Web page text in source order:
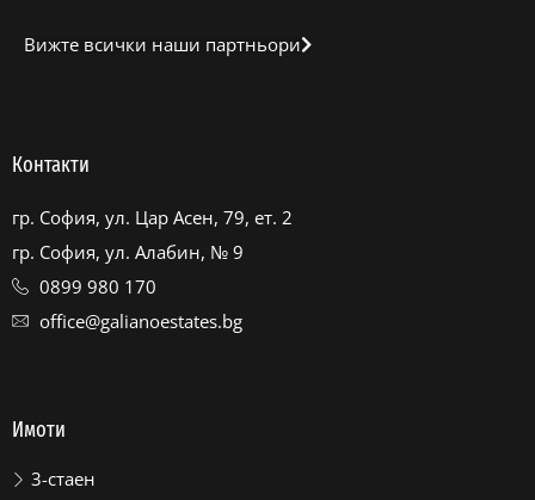
Вижте всички наши партньори
Контакти
гр. София, ул. Цар Асен, 79, ет. 2
гр. София, ул. Алабин, № 9
0899 980 170
office@galianoestates.bg
Имоти
3-стаен